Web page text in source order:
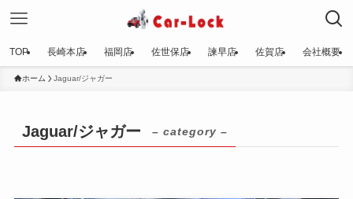
TOP 長崎本店 福岡店 佐世保店 諫早店 佐賀店 会社概要
ホーム Jaguar/ジャガー
Jaguar/ジャガー – category –